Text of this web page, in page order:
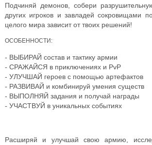
Подчиняй демонов, собери
других игроков и завладей сокровищами
целого мира зависит от твоих решений!
ОСОБЕННОСТИ:
- ВЫБИРАЙ состав и тактику армии
- СРАЖАЙСЯ в приключениях и PvP
- УЛУЧШАЙ героев с помощью артефактов
- РАЗВИВАЙ и комбинируй умения существ
- ВЫПОЛНЯЙ задания и получай награды
- УЧАСТВУЙ в уникальных событиях
Расширяй и улучшай свою армию,